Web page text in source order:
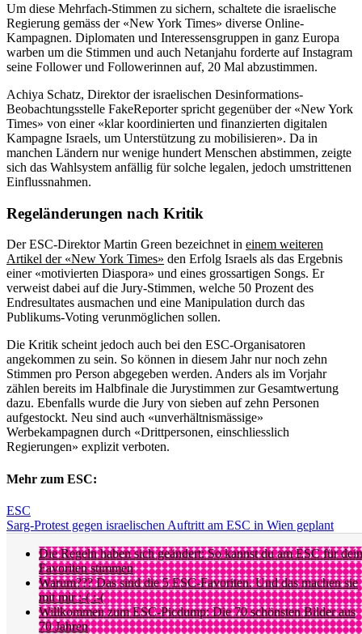
Um diese Mehrfach-Stimmen zu sichern, schaltete die israelische
Regierung gemäss der «New York Times» diverse Online-
Kampagnen. Diplomaten und Interessensgruppen in ganz Europa
warben um die Stimmen und auch Netanjahu forderte auf Instagram
seine Follower und Followerinnen auf, 20 Mal abzustimmen.
Achiya Schatz, Direktor der israelischen Desinformations-
Beobachtungsstelle FakeReporter spricht gegenüber der «New York
Times» von einer «klar koordinierten und finanzierten digitalen
Kampagne Israels, um Unterstützung zu mobilisieren». Da in
manchen Ländern nur wenige hundert Menschen abstimmen, zeigte
sich das Wahlsystem anfällig für solche legalen, jedoch umstrittenen
Einflussnahmen.
Regeländerungen nach Kritik
Der ESC-Direktor Martin Green bezeichnet in einem weiteren
Artikel der «New York Times» den Erfolg Israels als das Ergebnis
einer «motivierten Diaspora» und eines grossartigen Songs. Er
verweist dabei auf die Jury-Stimmen, welche 50 Prozent des
Endresultates ausmachen und eine Manipulation durch das
Publikums-Voting verunmöglichen sollen.
Die Kritik scheint jedoch auch bei den ESC-Organisatoren
angekommen zu sein. So können in diesem Jahr nur noch zehn
Stimmen pro Person abgegeben werden. Anders als im Vorjahr
zählen bereits im Halbfinale die Jurystimmen zur Gesamtwertung
dazu. Ebenfalls wurde die Jury von sieben auf zehn Personen
aufgestockt. Neu sind auch «unverhältnismässige»
Werbekampagnen durch «Drittpersonen, einschliesslich
Regierungen» explizit verboten.
Mehr zum ESC:
ESC
Sarg-Protest gegen israelischen Auftritt am ESC in Wien geplant
Die Regeln haben sich geändert: So kannst du am ESC für
Favoriten stimmen
Warum??? Das sind die 5 ESC-Favoriten. Und das machen sie
mit mir :-( :-(
Willkommen zum ESC-Picdump: Die 70 schönsten Bilder aus
70 Jahren